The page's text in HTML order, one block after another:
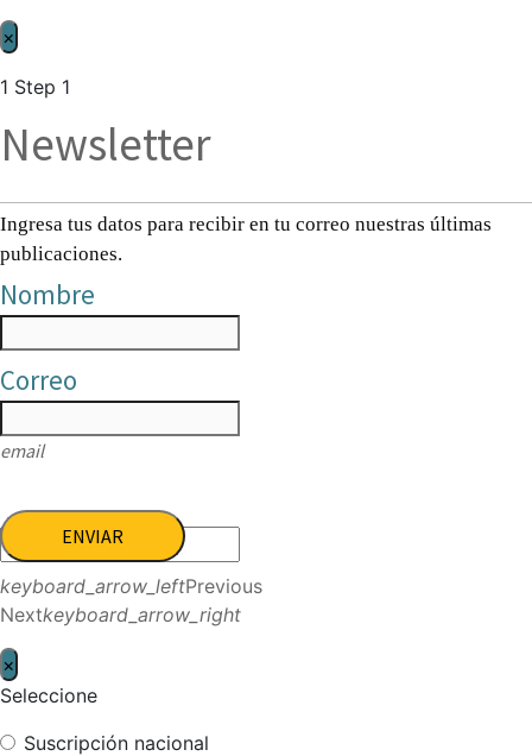
×
1 Step 1
Newsletter
Ingresa tus datos para recibir en tu correo nuestras últimas
publicaciones.
Nombre
Correo
email
ENVIAR
keyboard_arrow_leftPrevious
Nextkeyboard_arrow_right
×
Seleccione
Suscripción nacional